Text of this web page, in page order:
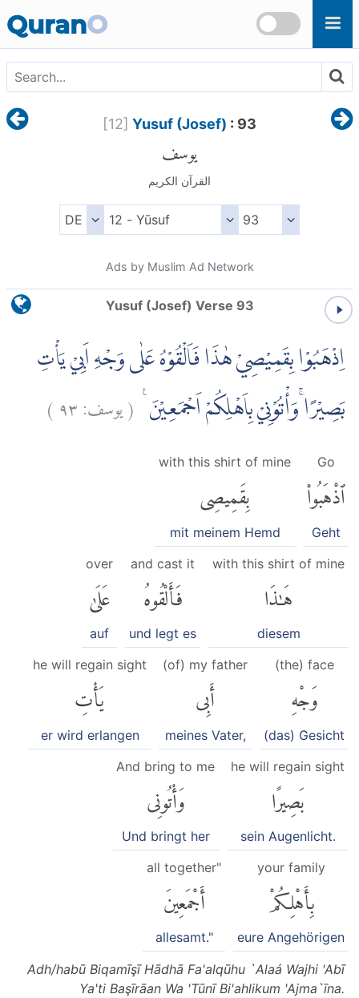
QuranO
[12] Yusuf (Josef) : 93
يوسف
القرآن الكريم
Ads by Muslim Ad Network
Yusuf (Josef) Verse 93
اِذْهَبُوْا بِقَمِيْصِيْ هٰذَا فَاَلْقُوْهُ عَلٰى وَجْهِ اَبِيْ يَأْتِ
بَصِيْرًا ۚوَأْتُوْنِيْ بِاَهْلِكُمْ اَجْمَعِيْنَ ࣖ (يوسف:٩٣)
Go
ٱذْهَبُوا۟
Geht
with this shirt of mine
بِقَمِيصِى
mit meinem Hemd
with this shirt of mine
هَٰذَا
diesem
and cast it
فَأَلْقُوهُ
und legt es
over
عَلَىٰ
auf
(the) face
وَجْهِ
(das) Gesicht
(of) my father
أَبِى
meines Vater,
he will regain sight
يَأْتِ
er wird erlangen
he will regain sight
بَصِيرًا
sein Augenlicht.
And bring to me
وَأْتُونِى
Und bringt her
your family
بِأَهْلِكُمْ
eure Angehörigen
all together"
أَجْمَعِينَ
allesamt."
Adh/habū Biqamīşī Hādhā Fa'alqūhu `Alaá Wajhi 'Abī
Ya'ti Başīrāan Wa 'Tūnī Bi'ahlikum 'Ajma`īna.